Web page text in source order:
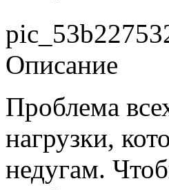
Описание
Проблема
нагрузки,
недугам.